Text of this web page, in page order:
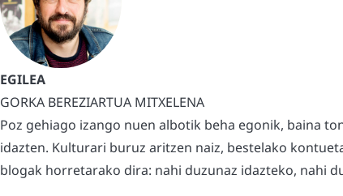
GORKA BEREZIARTUA MITXELENA
Poz gehiago izango nuen albotik beha egonik, baina
idazten. Kulturari buruz aritzen naiz, bestelako
blogak horretarako dira: nahi duzunaz idazteko, nahi